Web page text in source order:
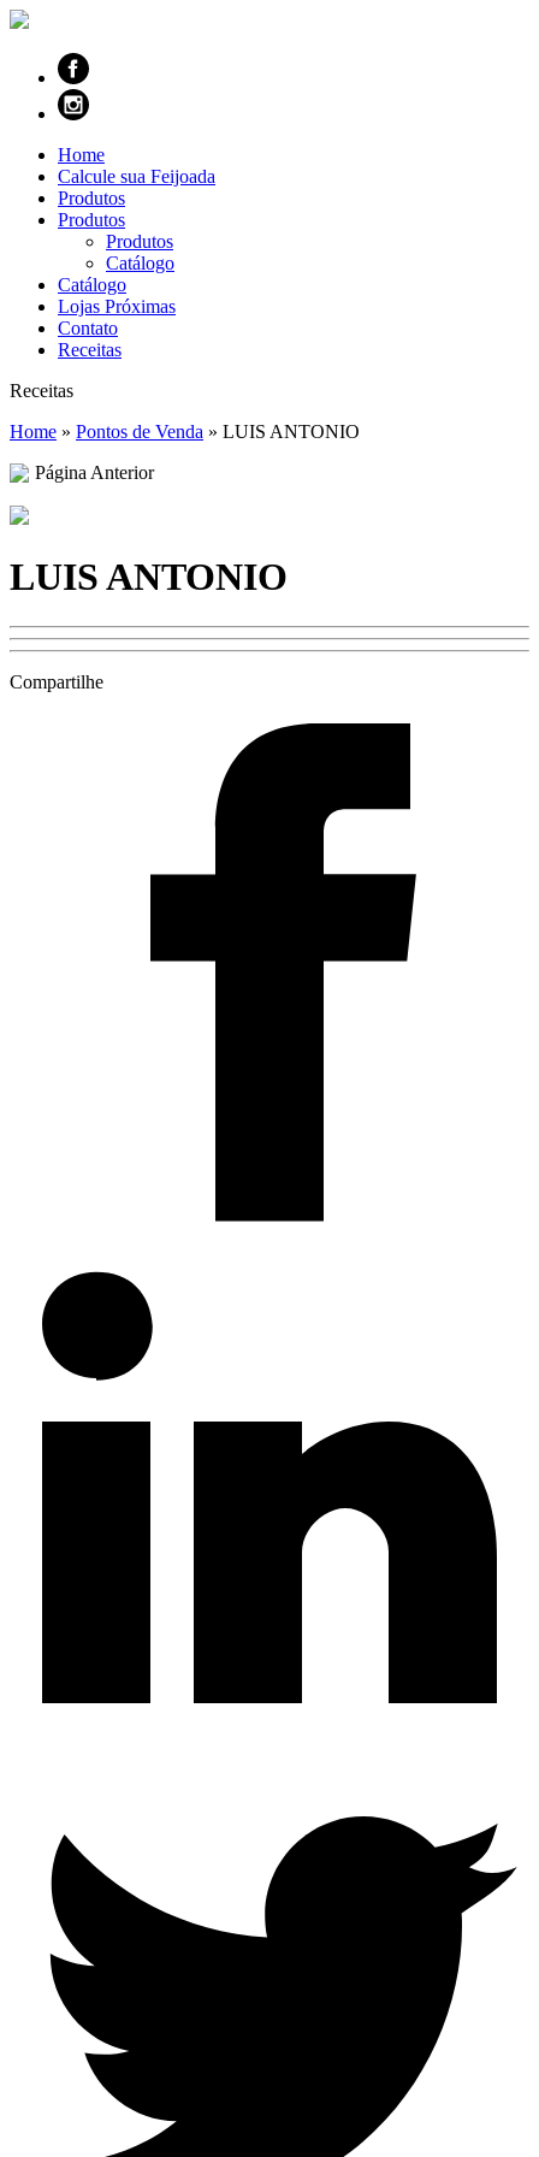
Home
Calcule sua Feijoada
Produtos
Produtos
Produtos
Catálogo
Catálogo
Lojas Próximas
Contato
Receitas
Receitas
Home » Pontos de Venda » LUIS ANTONIO
Página Anterior
LUIS ANTONIO
Compartilhe